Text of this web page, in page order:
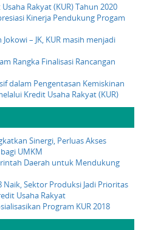
Rakyat (KUR) Tahun 2020
Kinerja Pendukung Progam
– JK, KUR masih menjadi
Rangka Finalisasi Rancangan
dalam Pengentasan Kemiskinan
Kredit Usaha Rakyat (KUR)
Sinergi, Perluas Akses
UMKM
Daerah untuk Mendukung
Naik, Sektor Produksi Jadi Prioritas
Usaha Rakyat
Program KUR 2018